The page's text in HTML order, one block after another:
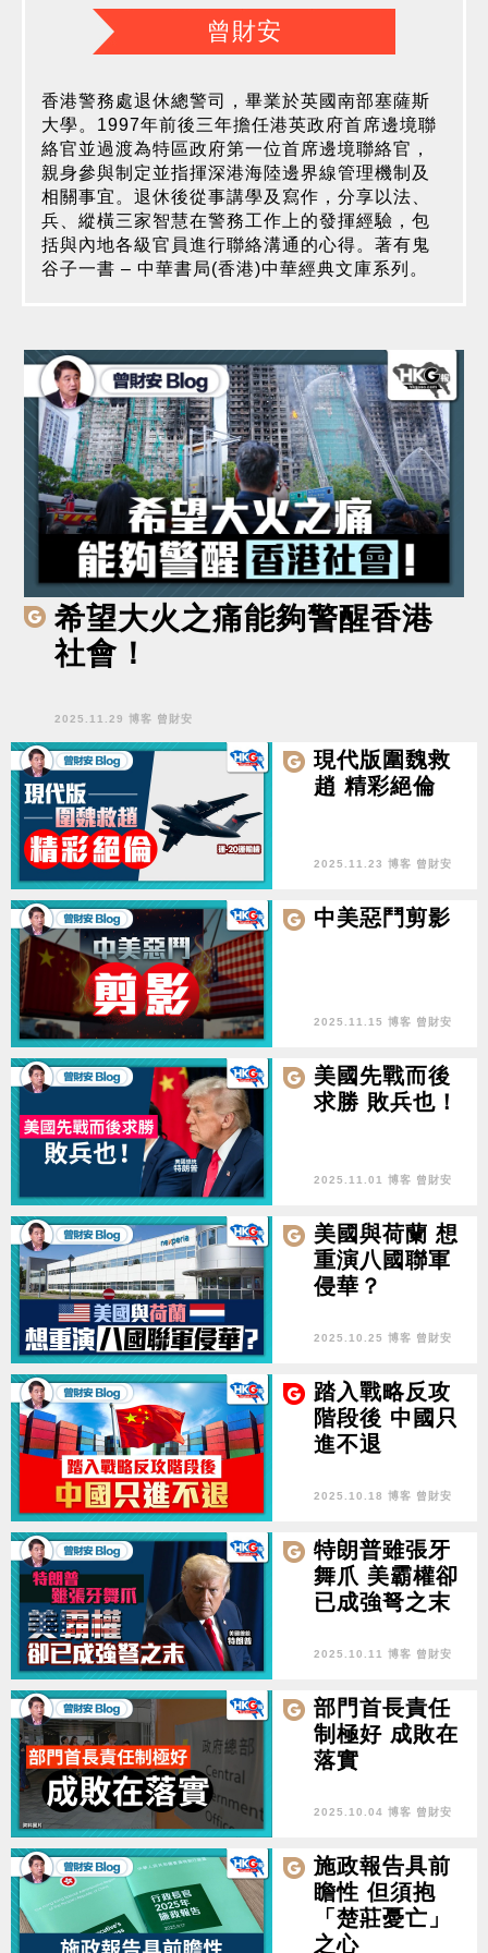
曾財安
香港警務處退休總警司，畢業於英國南部塞薩斯
大學。1997年前後三年擔任港英政府首席邊境聯
絡官並過渡為特區政府第一位首席邊境聯絡官，
親身參與制定並指揮深港海陸邊界線管理機制及
相關事宜。退休後從事講學及寫作，分享以法、
兵、縱橫三家智慧在警務工作上的發揮經驗，包
括與內地各級官員進行聯絡溝通的心得。著有鬼
谷子一書 – 中華書局(香港)中華經典文庫系列。
希望大火之痛能夠警醒香港
社會！
2025.11.29 博客 曾財安
現代版圍魏救
趙 精彩絕倫
2025.11.23 博客 曾財安
中美惡鬥剪影
2025.11.15 博客 曾財安
美國先戰而後
求勝 敗兵也！
2025.11.01 博客 曾財安
美國與荷蘭 想
重演八國聯軍
侵華？
2025.10.25 博客 曾財安
踏入戰略反攻
階段後 中國只
進不退
2025.10.18 博客 曾財安
特朗普雖張牙
舞爪 美霸權卻
已成強弩之末
2025.10.11 博客 曾財安
部門首長責任
制極好 成敗在
落實
2025.10.04 博客 曾財安
施政報告具前
瞻性 但須抱
「楚莊憂亡」
之心